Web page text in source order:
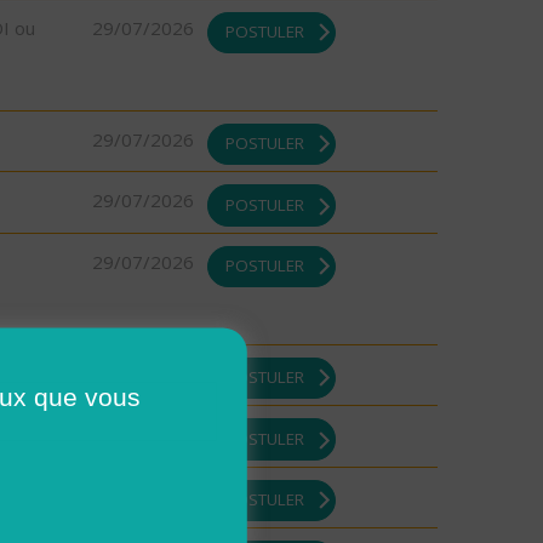
ou
29/07/2026 POSTULER
29/07/2026 POSTULER
29/07/2026 POSTULER
29/07/2026 POSTULER
POSTULER
POSTULER
POSTULER
que vous